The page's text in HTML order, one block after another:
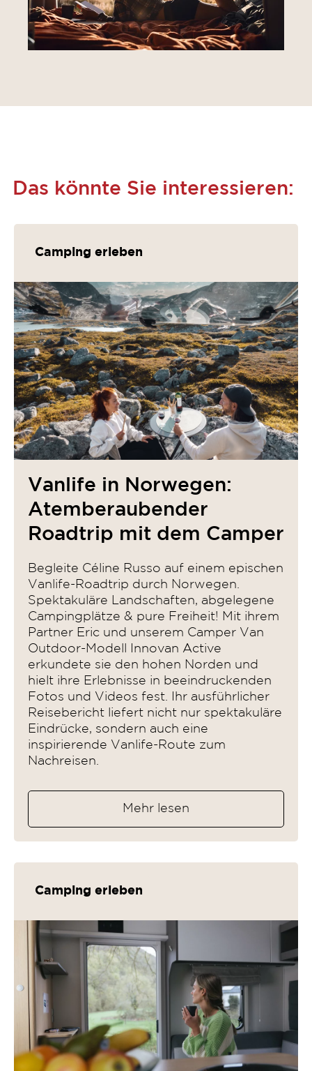
Das könnte Sie interessieren:
Camping erleben
Vanlife in Norwegen:
Atemberaubender
Roadtrip mit dem Camper
Begleite Céline Russo auf einem epischen
Vanlife-Roadtrip durch Norwegen.
Spektakuläre Landschaften, abgelegene
Campingplätze & pure Freiheit! Mit ihrem
Partner Eric und unserem Camper Van
Outdoor-Modell Innovan Active
erkundete sie den hohen Norden und
hielt ihre Erlebnisse in beeindruckenden
Fotos und Videos fest. Ihr ausführlicher
Reisebericht liefert nicht nur spektakuläre
Eindrücke, sondern auch eine
inspirierende Vanlife-Route zum
Nachreisen.
Mehr lesen
Camping erleben